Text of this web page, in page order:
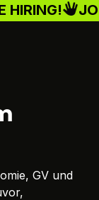
JOIN
GV und